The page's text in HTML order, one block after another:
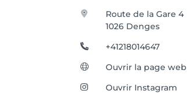
Route de la Gare 4
1026 Denges
+41218014647
Ouvrir la page web
Ouvrir Instagram